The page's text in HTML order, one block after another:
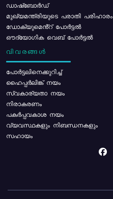
ഡാഷ്ബോർഡ്
മുഖ്യമന്ത്രിയുടെ പരാതി പരിഹാരം
ഡോക്യുമെൻ്റ് പോർട്ടൽ
ഔദ്യോഗിക വെബ് പോർട്ടൽ
വിവരങ്ങൾ
പോര്‍ട്ടലിനെക്കുറിച്ച്
ഹൈപ്പർലിങ്ക് നയം
സ്വകാര്യതാ നയം
നിരാകരണം
പകർപ്പവകാശ നയം
വ്യവസ്ഥകളും നിബന്ധനകളും
സഹായം